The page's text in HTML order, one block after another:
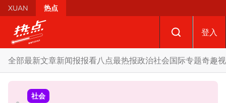
Skip to main content
XUAN 热点
登入
全部最新文章新闻报报看八点最热报政治社会国际专题奇趣
政治
政治
社会